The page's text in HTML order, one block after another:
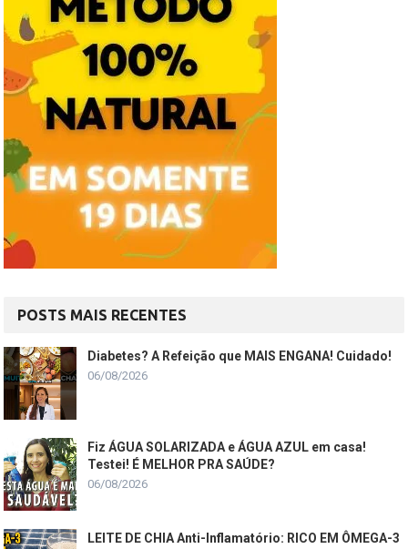
POSTS MAIS RECENTES
Diabetes? A Refeição que MAIS ENGANA! Cuidado!
06/08/2026
Fiz ÁGUA SOLARIZADA e ÁGUA AZUL em casa!
Testei! É MELHOR PRA SAÚDE?
06/08/2026
LEITE DE CHIA Anti-Inflamatório: RICO EM ÔMEGA-3